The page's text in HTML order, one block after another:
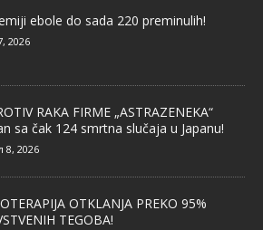
ebole do sada 220 preminulih!
2026
RAKA FIRME „ASTRAZENEKA“
sa čak 124 smrtna slučaja u Japanu!
8, 2026
OTKLANJA PREKO 95%
TEGOBA!